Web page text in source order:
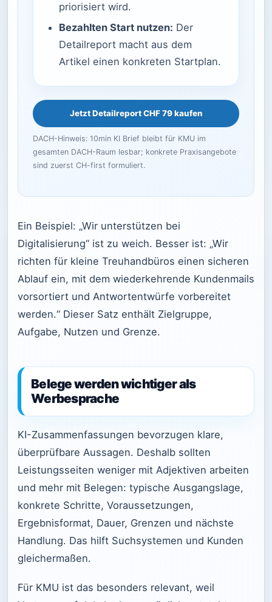
priorisiert wird.
Bezahlten Start nutzen: Der
Detailreport macht aus dem
Artikel einen konkreten Startplan.
Jetzt Detailreport CHF 79 kaufen
DACH-Hinweis: 10min KI Brief bleibt für KMU im
gesamten DACH-Raum lesbar; konkrete Praxisangebote
sind zuerst CH-first formuliert.
Ein Beispiel: „Wir unterstützen bei
Digitalisierung“ ist zu weich. Besser ist: „Wir
richten für kleine Treuhandbüros einen sicheren
Ablauf ein, mit dem wiederkehrende Kundenmails
vorsortiert und Antwortentwürfe vorbereitet
werden.“ Dieser Satz enthält Zielgruppe,
Aufgabe, Nutzen und Grenze.
Belege werden wichtiger als
Werbesprache
KI-Zusammenfassungen bevorzugen klare,
überprüfbare Aussagen. Deshalb sollten
Leistungsseiten weniger mit Adjektiven arbeiten
und mehr mit Belegen: typische Ausgangslage,
konkrete Schritte, Voraussetzungen,
Ergebnisformat, Dauer, Grenzen und nächste
Handlung. Das hilft Suchsystemen und Kunden
gleichermaßen.
Für KMU ist das besonders relevant, weil